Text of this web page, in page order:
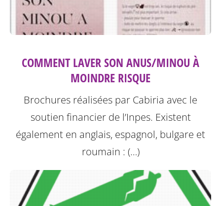
COMMENT LAVER SON ANUS/MINOU À
MOINDRE RISQUE
Brochures réalisées par Cabiria avec le
soutien financier de l’Inpes. Existent
également en anglais, espagnol, bulgare et
roumain : (…)